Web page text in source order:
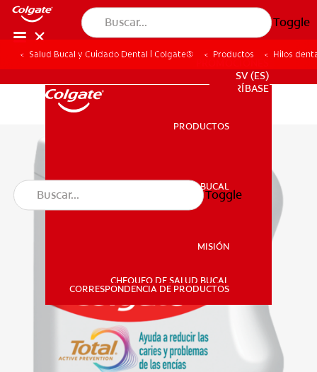
Toggle
SALUD BUCAL
CHEQUEO DE SALUD BUCAL
CORRESPONDENCIA DE PRODUCTOS
SV (ES)
SUSCRÍBASE
PRODUCTOS
SALUD BUCAL
MISIÓN
CHEQUEO DE SALUD BUCAL
CORRESPONDENCIA DE PRODUCTOS
Toggle
Salud Bucal y Cuidado Dental | Colgate® Productos Hilos